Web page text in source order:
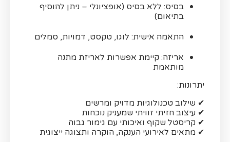
בסיס: ללא בסיס (אופציונלי – ניתן להוסיף
בתיאום)
התאמה אישית: לוגו, טקסט, דמויות, סמלים
אריזה: קיימת אפשרות לאריזת מתנה
מותאמת
יתרונות:
✔ שילוב טכנולוגיות מדויק ומרשים
✔ עיצוב חזיתי זוויתי שמעניק נוכחות
✔ קריסטל שקוף ואיכותי עם גימור גבוה
✔ מתאים לאירועי הענקה, הוקרה ותצוגה ייצוגית